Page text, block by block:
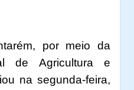
por meio da
de Agricultura e
na segunda-feira,